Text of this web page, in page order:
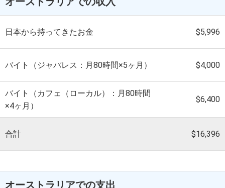
日本から持ってきたお金 $5,996
バイト（ジャパレス：月80時間×5ヶ月） $4,000
バイト（カフェ（ローカル）：月80時間
×4ヶ月）
$6,400
合計 $16,396
オーストラリアでの支出